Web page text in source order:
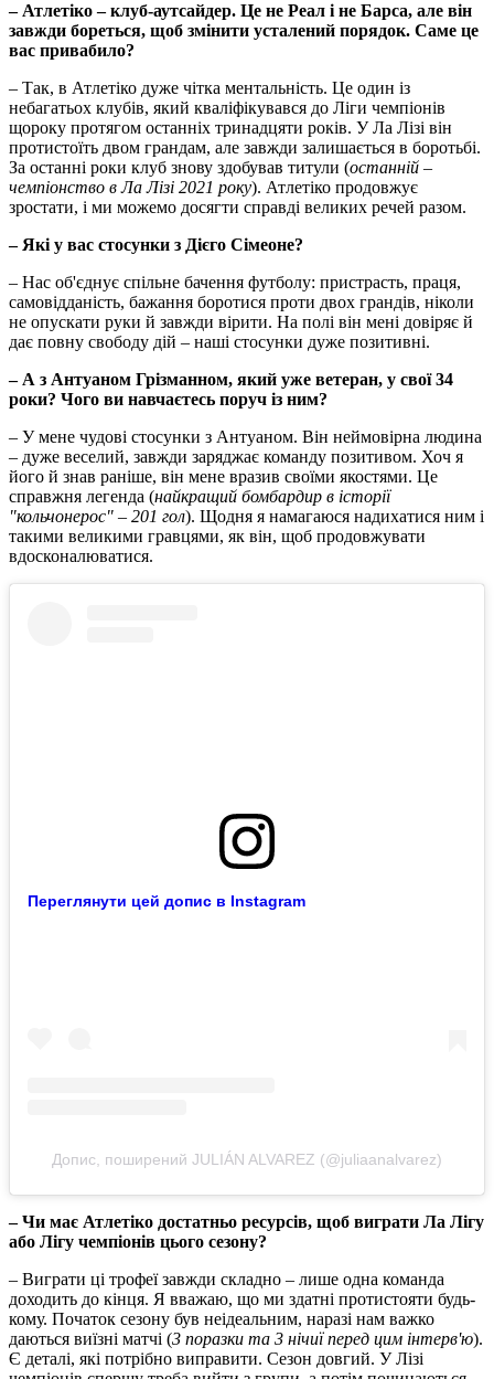
– Атлетіко – клуб-аутсайдер. Це не Реал і не Барса, але він
завжди бореться, щоб змінити усталений порядок. Саме це
вас привабило?
– Так, в Атлетіко дуже чітка ментальність. Це один із
небагатьох клубів, який кваліфікувався до Ліги чемпіонів
щороку протягом останніх тринадцяти років. У Ла Лізі він
протистоїть двом грандам, але завжди залишається в боротьбі.
За останні роки клуб знову здобував титули (останній –
чемпіонство в Ла Лізі 2021 року). Атлетіко продовжує
зростати, і ми можемо досягти справді великих речей разом.
– Які у вас стосунки з Дієго Сімеоне?
– Нас об'єднує спільне бачення футболу: пристрасть, праця,
самовідданість, бажання боротися проти двох грандів, ніколи
не опускати руки й завжди вірити. На полі він мені довіряє й
дає повну свободу дій – наші стосунки дуже позитивні.
– А з Антуаном Грізманном, який уже ветеран, у свої 34
роки? Чого ви навчаєтесь поруч із ним?
– У мене чудові стосунки з Антуаном. Він неймовірна людина
– дуже веселий, завжди заряджає команду позитивом. Хоч я
його й знав раніше, він мене вразив своїми якостями. Це
справжня легенда (найкращий бомбардир в історії
"кольчонерос" – 201 гол). Щодня я намагаюся надихатися ним і
такими великими гравцями, як він, щоб продовжувати
вдосконалюватися.
Переглянути цей допис в Instagram
Допис, поширений JULIÁN ALVAREZ (@juliaanalvarez)
– Чи має Атлетіко достатньо ресурсів, щоб виграти Ла Лігу
або Лігу чемпіонів цього сезону?
– Виграти ці трофеї завжди складно – лише одна команда
доходить до кінця. Я вважаю, що ми здатні протистояти будь-
кому. Початок сезону був неідеальним, наразі нам важко
даються виїзні матчі (3 поразки та 3 нічиї перед цим інтерв'ю).
Є деталі, які потрібно виправити. Сезон довгий. У Лізі